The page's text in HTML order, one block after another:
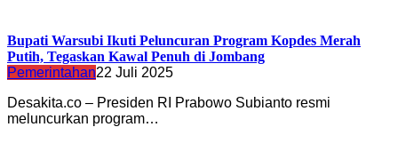
Bupati Warsubi Ikuti Peluncuran Program Kopdes Merah
Putih, Tegaskan Kawal Penuh di Jombang
Pemerintahan22 Juli 2025
Desakita.co – Presiden RI Prabowo Subianto resmi
meluncurkan program…